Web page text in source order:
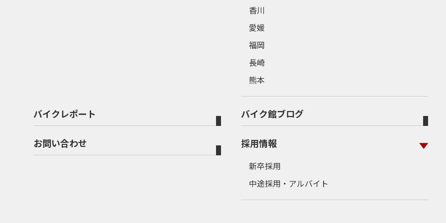
香川
愛媛
福岡
長崎
熊本
バイクレポート バイク館ブログ
お問い合わせ 採用情報
新卒採用
中途採用・アルバイト